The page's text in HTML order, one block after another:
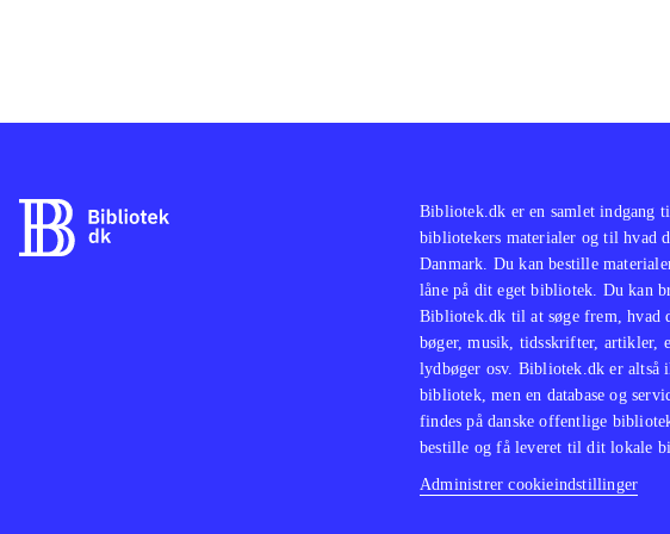
Bibliotek.dk er en samlet indgang
bibliotekers materialer og til hvad
Danmark. Du kan bestille
låne på dit eget bibliotek. Du kan
Bibliotek.dk til at søge frem, hvad
bøger, musik, tidsskrifter, artikler,
lydbøger osv. Bibliotek.dk er altså
bibliotek, men en database og
findes på danske offentlige
bestille og få leveret til dit lokale
Administrer cookieindstillinger